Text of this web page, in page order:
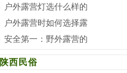
户外露营灯选什么样的
户外露营时如何选择露
安全第一：野外露营的
陕西民俗